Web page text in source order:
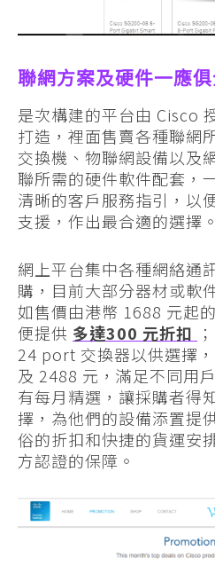
聯網方案及硬件一應
是次構建的平台由 Cisco
打造，裡面售賣各種聯網
交換機、物聯網設備以及
聯所需的硬件軟件配套，
清晰的客戶服務指引，以
支援，作出最合適的選擇。
網上平台集中各種網絡通
購，目前大部分器材或軟
如售價由港幣 1688 元起
便提供 多達300 元折扣
24 port 交換器以供選擇
及 2488 元，滿足不同用
有每月精選，讓採購者得
擇，為他們的設備添置提
俗的折扣和快捷的貨運安
方認證的保障。